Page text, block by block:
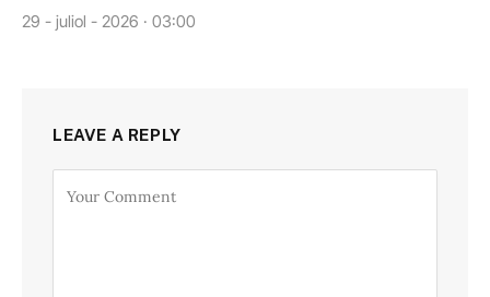
29 - juliol - 2026 · 03:00
LEAVE A REPLY